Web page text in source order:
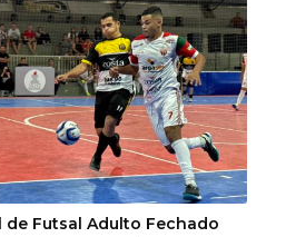
Futsal Adulto Fechado